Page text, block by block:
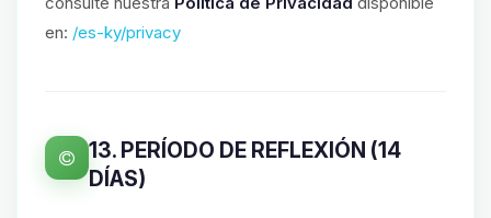
en: /es-ky/privacy
13. PERÍODO DE REFLEXIÓN (14
DÍAS)